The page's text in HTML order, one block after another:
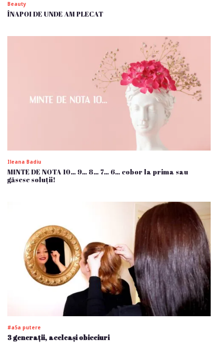
Beauty
ÎNAPOI DE UNDE AM PLECAT
Ileana Badiu
MINTE DE NOTA 10… 9… 8… 7… 6… cobor la prima sau
găsesc soluții!
#a5a putere
3 generații, aceleași obiceiuri